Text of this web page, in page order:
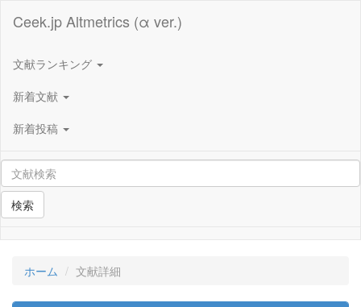
Ceek.jp Altmetrics (α ver.)
文献ランキング
新着文献
新着投稿
検索
ホーム 文献詳細